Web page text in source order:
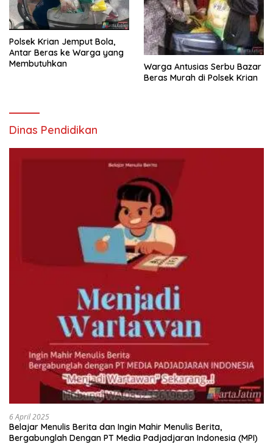
Polsek Krian Jemput Bola,
Antar Beras ke Warga yang
Membutuhkan
Warga Antusias Serbu Bazar
Beras Murah di Polsek Krian
Dinas Pendidikan
6 April 2025
Belajar Menulis Berita dan Ingin Mahir Menulis Berita,
Bergabunglah Dengan PT Media Padjadjaran Indonesia (MPI)